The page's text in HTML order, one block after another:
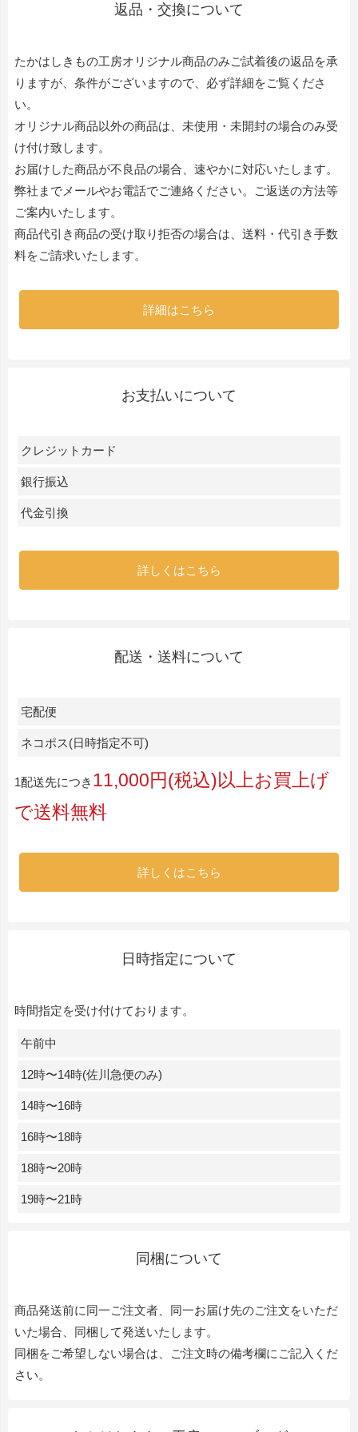
返品・交換について
たかはしきもの工房オリジナル商品のみご試着後の返品を承
りますが、条件がございますので、必ず詳細をご覧くださ
い。
オリジナル商品以外の商品は、未使用・未開封の場合のみ受
け付け致します。
お届けした商品が不良品の場合、速やかに対応いたします。
弊社までメールやお電話でご連絡ください。ご返送の方法等
ご案内いたします。
商品代引き商品の受け取り拒否の場合は、送料・代引き手数
料をご請求いたします。
詳細はこちら
お支払いについて
クレジットカード
銀行振込
代金引換
詳しくはこちら
配送・送料について
宅配便
ネコポス(日時指定不可)
1配送先につき 11,000円(税込)以上お買上げ
で送料無料
詳しくはこちら
日時指定について
時間指定を受け付けております。
午前中
12時〜14時(佐川急便のみ)
14時〜16時
16時〜18時
18時〜20時
19時〜21時
同梱について
商品発送前に同一ご注文者、同一お届け先のご注文をいただ
いた場合、同梱して発送いたします。
同梱をご希望しない場合は、ご注文時の備考欄にご記入くだ
さい。